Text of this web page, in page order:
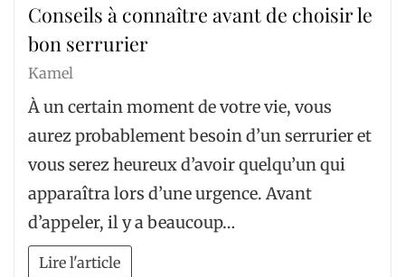
Conseils à connaître avant de choisir le
bon serrurier
Kamel
À un certain moment de votre vie, vous
aurez probablement besoin d’un serrurier et
vous serez heureux d’avoir quelqu’un qui
apparaîtra lors d’une urgence. Avant
d’appeler, il y a beaucoup…
Lire l'article